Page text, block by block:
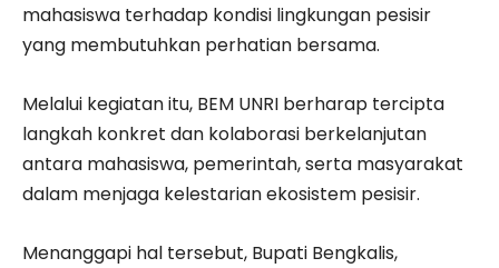
mahasiswa terhadap kondisi lingkungan pesisir
yang membutuhkan perhatian bersama.
Melalui kegiatan itu, BEM UNRI berharap tercipta
langkah konkret dan kolaborasi berkelanjutan
antara mahasiswa, pemerintah, serta masyarakat
dalam menjaga kelestarian ekosistem pesisir.
Menanggapi hal tersebut, Bupati Bengkalis,